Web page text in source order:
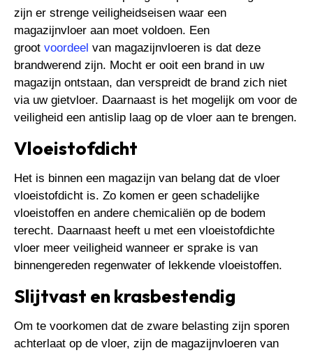
zijn er strenge veiligheidseisen waar een
magazijnvloer aan moet voldoen. Een
groot voordeel van magazijnvloeren is dat deze
brandwerend zijn. Mocht er ooit een brand in uw
magazijn ontstaan, dan verspreidt de brand zich niet
via uw gietvloer. Daarnaast is het mogelijk om voor de
veiligheid een antislip laag op de vloer aan te brengen.
Vloeistofdicht
Het is binnen een magazijn van belang dat de vloer
vloeistofdicht is. Zo komen er geen schadelijke
vloeistoffen en andere chemicaliën op de bodem
terecht. Daarnaast heeft u met een vloeistofdichte
vloer meer veiligheid wanneer er sprake is van
binnengereden regenwater of lekkende vloeistoffen.
Slijtvast en krasbestendig
Om te voorkomen dat de zware belasting zijn sporen
achterlaat op de vloer, zijn de magazijnvloeren van